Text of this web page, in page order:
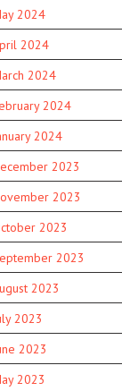
2024
2024
2024
2024
2024
2023
2023
2023
2023
2023
2023
2023
2023